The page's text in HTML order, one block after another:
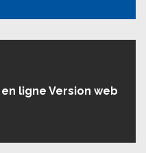
ligne Version web